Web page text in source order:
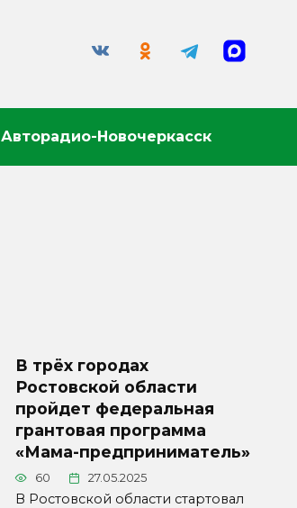
Авторадио-Новочеркасск
В трёх городах
Ростовской области
пройдет федеральная
грантовая программа
«Мама-предприниматель»
60 27.05.2025
В Ростовской области стартовал